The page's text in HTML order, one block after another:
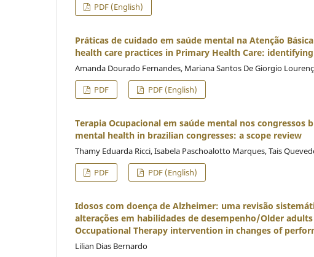
PDF (English)
Práticas de cuidado em saúde mental na Atenção
health care practices in Primary Health Care:
Amanda Dourado Fernandes, Mariana Santos De Giorgio
PDF
PDF (English)
Terapia Ocupacional em saúde mental nos
mental health in brazilian congresses: a scope review
Thamy Eduarda Ricci, Isabela Paschoalotto Marques, Tais
PDF
PDF (English)
Idosos com doença de Alzheimer: uma revisão
alterações em habilidades de desempenho/Older
Occupational Therapy intervention in changes of
Lilian Dias Bernardo